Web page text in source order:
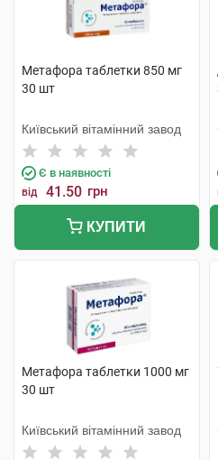
Метафора таблетки 850 мг
30 шт
Київський вітамінний завод
Є в наявності
від 41.50 грн
КУПИТИ
Метафора таблетки 1000 мг
30 шт
Київський вітамінний завод